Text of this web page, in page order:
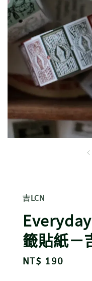
吉LCN
籤貼紙－
Regular
NT$ 190